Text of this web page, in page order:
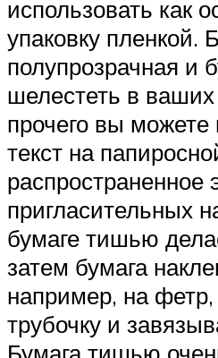
использовать как
упаковку пленкой.
полупрозрачная и
шелестеть в
прочего вы можете
текст на
распространенное
пригласительных
бумаге тишью
затем бумага
например, на фетр,
трубочку и